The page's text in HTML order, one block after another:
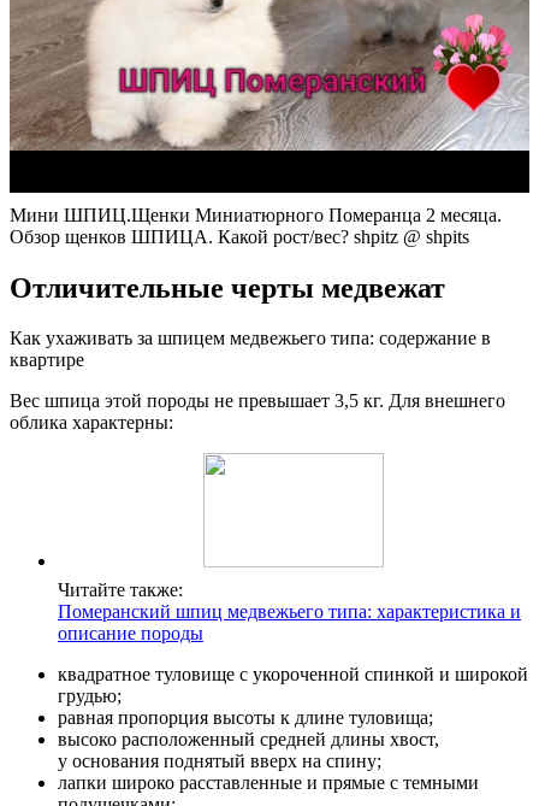
Мини ШПИЦ.Щенки Миниатюрного Померанца 2 месяца.
Обзор щенков ШПИЦА. Какой рост/вес? shpitz @ shpits
Отличительные черты медвежат
Как ухаживать за шпицем медвежьего типа: содержание в
квартире
Вес шпица этой породы не превышает 3,5 кг. Для внешнего
облика характерны:
Читайте также:
Померанский шпиц медвежьего типа: характеристика и
описание породы
квадратное туловище с укороченной спинкой и широкой
грудью;
равная пропорция высоты к длине туловища;
высоко расположенный средней длины хвост,
у основания поднятый вверх на спину;
лапки широко расставленные и прямые с темными